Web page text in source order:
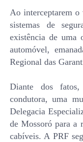
Ao interceptarem o
sistemas de
existência de uma
automóvel,
Regional das
Diante dos
condutora, uma
Delegacia
de Mossoró para a
cabíveis. A PRF